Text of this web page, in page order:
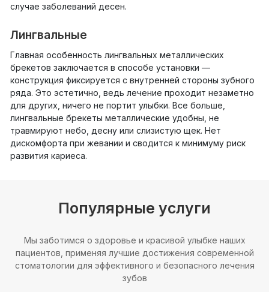
случае заболеваний десен.
Лингвальные
Главная особенность лингвальных металлических
брекетов заключается в способе установки —
конструкция фиксируется с внутренней стороны зубного
ряда. Это эстетично, ведь лечение проходит незаметно
для других, ничего не портит улыбки. Все больше,
лингвальные брекеты металлические удобны, не
травмируют небо, десну или слизистую щек. Нет
дискомфорта при жевании и сводится к минимуму риск
развития кариеса.
Популярные услуги
Мы заботимся о здоровье и красивой улыбке наших
пациентов, применяя лучшие достижения современной
стоматологии для эффективного и безопасного лечения
зубов